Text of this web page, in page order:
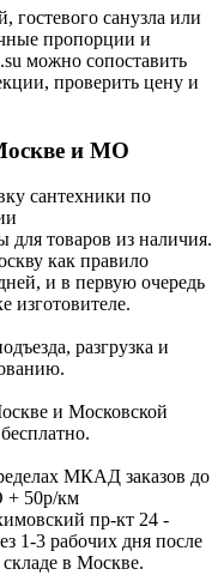
гостевого санузла или
пропорции и
можно сопоставить
проверить цену и
и МО
сантехники по
товаров из наличия.
как правило
и в первую очередь
изготовителе.
разгрузка и
и Московской
МКАД заказов до
+ 50р/км
пр-кт 24 -
1-3 рабочих дня после
в Москве.